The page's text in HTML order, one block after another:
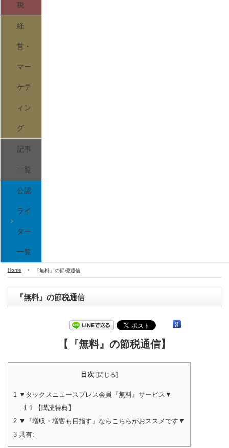
税
経
営・
マー
ケテ
ィン
グ
記事
一覧
公認
ライ
ター
一覧
Home 『無料』の節税通信
『無料』の節税通信
【『無料』の節税通信】
目次 [閉じる]
1 ▼タックスニュースプレス会員『無料』サービス▼
1.1【購読特典】
2 ▼『増収・増客も目指す』ならこちらがおススメです▼
3 共有: